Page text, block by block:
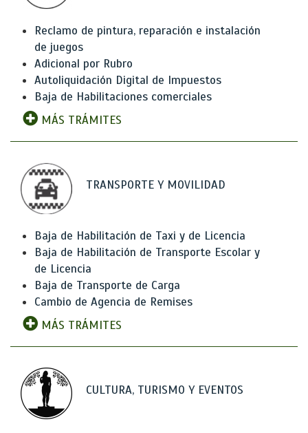
Reclamo de pintura, reparación e instalación
de juegos
Adicional por Rubro
Autoliquidación Digital de Impuestos
Baja de Habilitaciones comerciales
MÁS TRÁMITES
TRANSPORTE Y MOVILIDAD
Baja de Habilitación de Taxi y de Licencia
Baja de Habilitación de Transporte Escolar y
de Licencia
Baja de Transporte de Carga
Cambio de Agencia de Remises
MÁS TRÁMITES
CULTURA, TURISMO Y EVENTOS